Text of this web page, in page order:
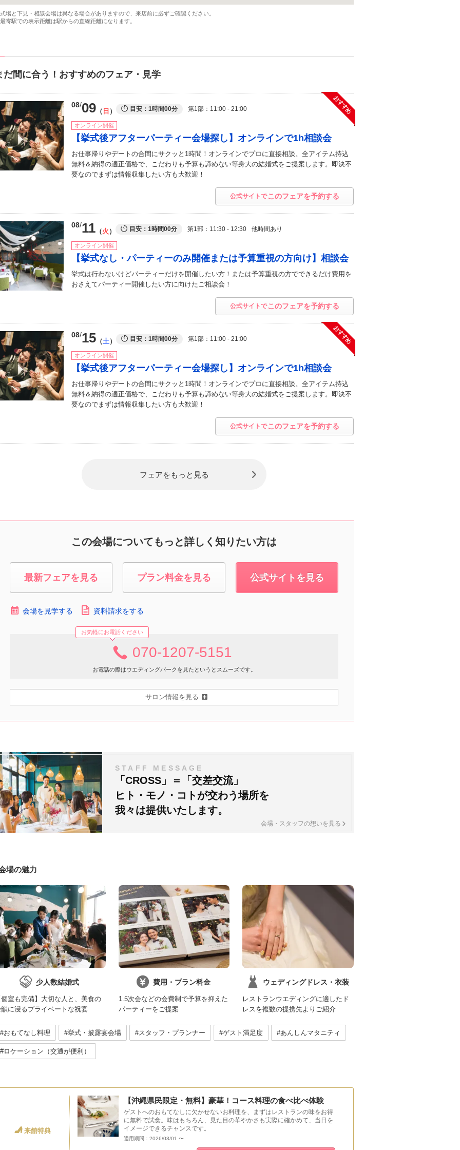
場と下見・相談会場は異なる場合がありますので、来店前に必ずご確認ください。
寄駅での表示距離は駅からの直線距離になります。
だ間に合う！おすすめのフェア・見学
おすすめ
08 09 日 目安：1時間00分 第1部 11:00 - 21:00
オンライン開催
【挙式後アフターパーティー会場探し】オンラインで1h相談会
お仕事帰りやデートの合間にサクッと1時間！オンラインでプロに直接相談。全アイテム持込
無料＆納得の適正価格で、こだわりも予算も諦めない等身大の結婚式をご提案します。即決不
要なのでまずは情報収集したい方も大歓迎！
公式サイトでこのフェアを予約する
08 11 火 目安：1時間00分 第1部 11:30 - 12:30 他時間あり
オンライン開催
【挙式なし・パーティーのみ開催または予算重視の方向け】相談会
挙式は行わないけどパーティーだけを開催したい方！または予算重視の方でできるだけ費用を
おさえてパーティー開催したい方に向けたご相談会！
公式サイトでこのフェアを予約する
おすすめ
08 15 土 目安：1時間00分 第1部 11:00 - 21:00
オンライン開催
【挙式後アフターパーティー会場探し】オンラインで1h相談会
お仕事帰りやデートの合間にサクッと1時間！オンラインでプロに直接相談。全アイテム持込
無料＆納得の適正価格で、こだわりも予算も諦めない等身大の結婚式をご提案します。即決不
要なのでまずは情報収集したい方も大歓迎！
公式サイトでこのフェアを予約する
フェアをもっと見る
この会場についてもっと詳しく知りたい方は
最新フェアを見る プラン料金を見る 公式サイトを見る
会場を見学する 資料請求をする
070-1207-5151
お電話の際はウエディングパークを見たというとスムーズです。
お気軽にお電話ください
サロン情報を見る
STAFF MESSAGE
「CROSS」＝「交差交流」
ヒト・モノ・コトが交わう場所を
我々は提供いたします。
会場・スタッフの想いを見る
場の魅力
少人数結婚式
室も完備】大切な人と、美食の
に浸るプライベートな祝宴
費用・プラン料金
1.5次会などの会費制で予算を抑えた
パーティーをご提案
ウェディングドレス・衣装
レストランウエディングに適したド
レスを複数の提携先よりご紹介
#おもてなし料理 #挙式・披露宴会場 #スタッフ・プランナー #ゲスト満足度 #あんしんマタニティ
#ロケーション（交通が便利）
来館特典
【沖縄県民限定・無料】豪華！コース料理の食べ比べ体験
ゲストへのおもてなしに欠かせないお料理を、まずはレストランの味をお得
に無料で試食。味はもちろん、見た目の華やかさも実際に確かめて、当日を
イメージできるチャンスです。
適用期間：2026/03/01 〜